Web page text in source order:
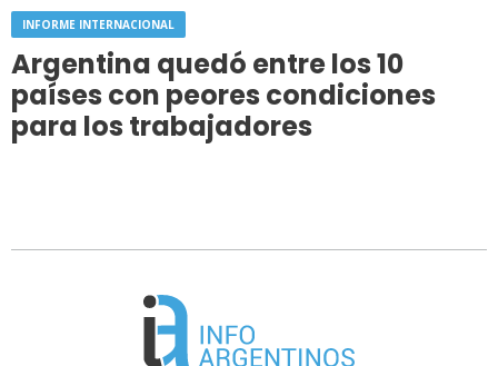
INFORME INTERNACIONAL
Argentina quedó entre los 10
países con peores condiciones
para los trabajadores